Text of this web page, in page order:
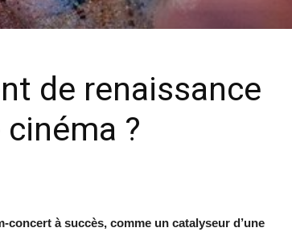
de renaissance
?
à succès, comme un catalyseur d’une